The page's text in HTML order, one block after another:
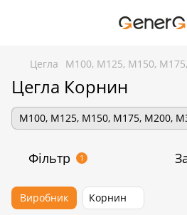
Цегла М100, М125, М150,
Цегла Корнин
М100, М125, М150, М175, М200,
Фільтр 1
Виробник Корнин